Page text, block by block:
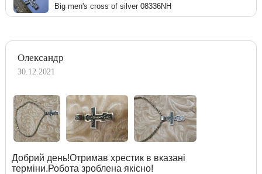
Big men's cross of silver 08336NH
Олександр
30.12.2021
Добрий день!Отримав хрестик в вказані
терміни.Робота зроблена якісно!